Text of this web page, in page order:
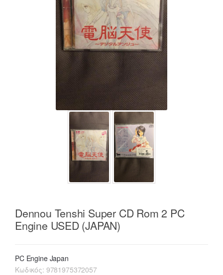
Dennou Tenshi Super CD Rom 2 PC
Engine USED (JAPAN)
PC Engine Japan
Κωδικός: 9781975372057